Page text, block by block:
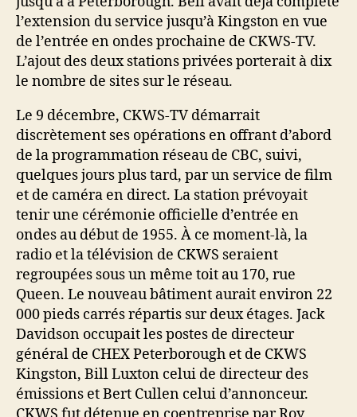
l’extension du service jusqu’à Kingston en vue
de l’entrée en ondes prochaine de CKWS-TV.
L’ajout des deux stations privées porterait à dix
le nombre de sites sur le réseau.
Le 9 décembre, CKWS-TV démarrait
discrètement ses opérations en offrant d’abord
de la programmation réseau de CBC, suivi,
quelques jours plus tard, par un service de film
et de caméra en direct. La station prévoyait
tenir une cérémonie officielle d’entrée en
ondes au début de 1955. À ce moment-là, la
radio et la télévision de CKWS seraient
regroupées sous un même toit au 170, rue
Queen. Le nouveau bâtiment aurait environ 22
000 pieds carrés répartis sur deux étages. Jack
Davidson occupait les postes de directeur
général de CHEX Peterborough et de CKWS
Kingston, Bill Luxton celui de directeur des
émissions et Bert Cullen celui d’annonceur.